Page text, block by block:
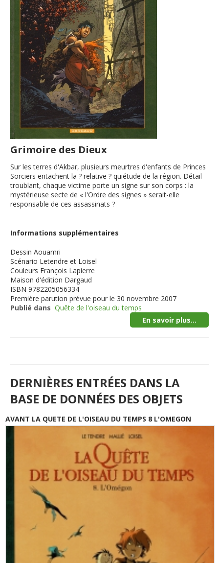
Grimoire des Dieux
Sur les terres d'Akbar, plusieurs meurtres d'enfants de Princes
Sorciers entachent la ? relative ? quiétude de la région. Détail
troublant, chaque victime porte un signe sur son corps : la
mystérieuse secte de « l'Ordre des signes » serait-elle
responsable de ces assassinats ?
Informations supplémentaires
Dessin Aouamri
Scénario Letendre et Loisel
Couleurs François Lapierre
Maison d'édition Dargaud
ISBN 9782205056334
Première parution prévue pour le 30 novembre 2007
Publié dans Quête de l'oiseau du temps
En savoir plus...
DERNIÈRES ENTRÉES DANS LA
BASE DE DONNÉES DES OBJETS
AVANT LA QUETE DE L'OISEAU DU TEMPS 8 L'OMEGON